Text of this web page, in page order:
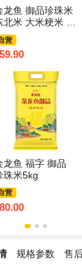
龙鱼 御品珍珠米
北米 大米粳米 5k
营
龙鱼 福字 御品
珠米5kg
营
规格参数 售